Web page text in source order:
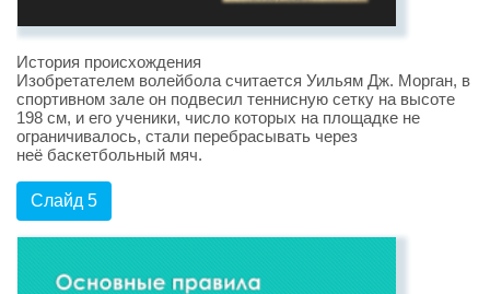
История происхождения
Изобретателем волейбола считается Уильям Дж. Морган, в
спортивном зале он подвесил теннисную сетку на высоте
198 см, и его ученики, число которых на площадке не
ограничивалось, стали перебрасывать через
неё баскетбольный мяч.
Слайд 5